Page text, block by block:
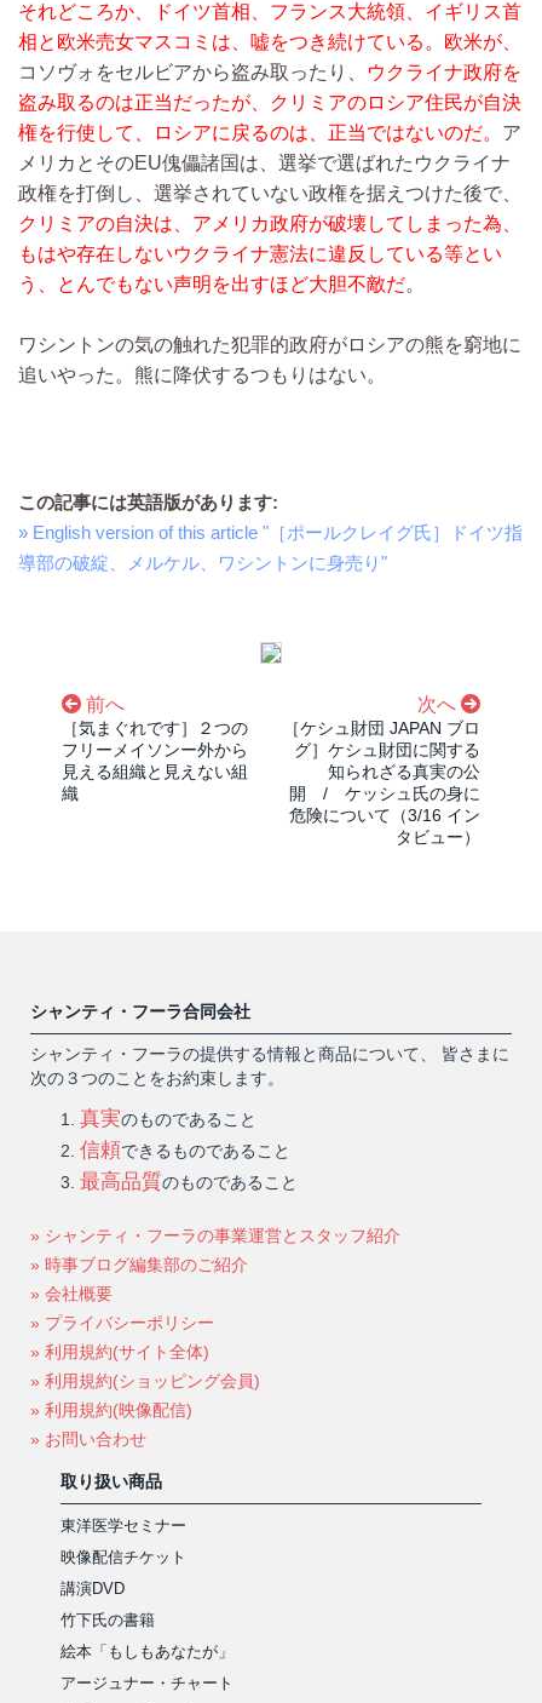
それどころか、ドイツ首相、フランス大統領、イギリス首
相と欧米売女マスコミは、嘘をつき続けている。欧米が、
コソヴォをセルビアから盗み取ったり、
ウクライナ政府を
盗み取るのは正当だったが、クリミアのロシア住民が自決
権を行使して、ロシアに戻るのは、正当ではないのだ。 ア
メリカとそのEU傀儡諸国は、選挙で選ばれたウクライナ
政権を打倒し、選挙されていない政権を据えつけた後で、
クリミアの自決は、アメリカ政府が破壊してしまった為、
もはや存在しないウクライナ憲法に違反している等とい
う、とんでもない声明を出すほど大胆不敵だ。
ワシントンの気の触れた犯罪的政府がロシアの熊を窮地に
追いやった。熊に降伏するつもりはない。
この記事には英語版があります:
» English version of this article "［ポールクレイグ氏］ドイツ指
導部の破綻、メルケル、ワシントンに身売り"
前へ
［気まぐれです］２つの
フリーメイソンー外から
見える組織と見えない組
織
次へ
［ケシュ財団 JAPAN ブロ
グ］ケシュ財団に関する
知られざる真実の公
開 / ケッシュ氏の身に
危険について（3/16 イン
タビュー）
シャンティ・フーラ合同会社
シャンティ・フーラの提供する情報と商品について、 皆さまに
次の３つのことをお約束します。
真実のものであること
信頼できるものであること
最高品質のものであること
» シャンティ・フーラの事業運営とスタッフ紹介
» 時事ブログ編集部のご紹介
» 会社概要
» プライバシーポリシー
» 利用規約(サイト全体)
» 利用規約(ショッピング会員)
» 利用規約(映像配信)
» お問い合わせ
取り扱い商品
東洋医学セミナー
映像配信チケット
講演DVD
竹下氏の書籍
絵本「もしもあなたが」
アージュナー・チャート